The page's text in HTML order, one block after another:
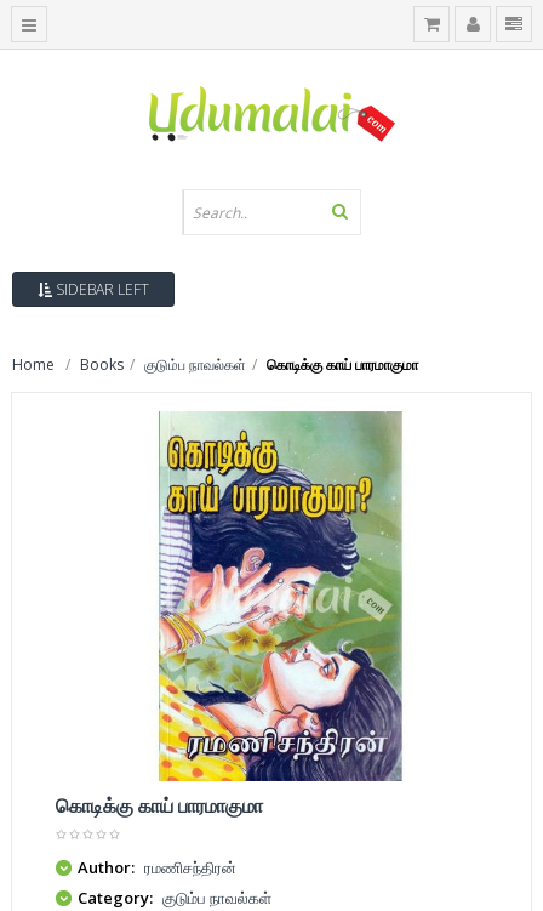
SIDEBAR LEFT
Home Books குடும்ப நாவல்கள் கொடிக்கு காய் பாரமாகுமா
கொடிக்கு காய் பாரமாகுமா
Author: ரமணிசந்திரன்
Category: குடும்ப நாவல்கள்